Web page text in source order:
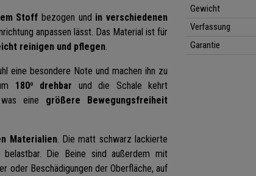
Stoff bezogen und in verschiedenen
anpassen lässt. Das Material ist für
reinigen und pflegen.
eine besondere Note und machen ihn zu
180º drehbar und die Schale kehrt
eine größere Bewegungsfreiheit
Materialien. Die matt schwarz lackierte
belastbar. Die Beine sind außerdem mit
oder Beschädigungen der Oberfläche, auf
Gewicht
Verfassung
Garantie